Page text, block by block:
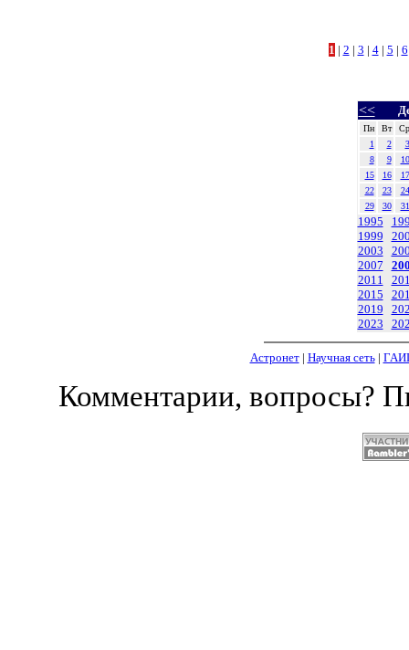
1 | 2 | 3 | 4| 5 | 6
<<
Пн Вт
Ср
1
2
3
8
9
10
15
16
17
22
23
24
29
30 31
1995
1999
2003
2007
2011
2015
2019
2023
Астронет| Научная сеть|
Комментарии, вопросы?